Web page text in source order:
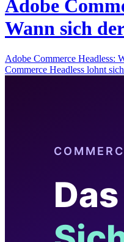
Adobe
Wann sich
Adobe Commerce Headless:
Commerce Headless lohnt